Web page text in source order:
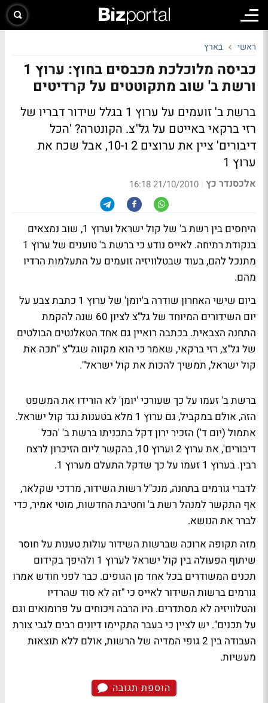
ראשי בארץ
כביסה מלוכלכת מכבסים בחוץ: ערוץ 1
ורשת ב' שוב מתקוטטים על קרדיטים
ברשת ב' זועמים על ערוץ 1 בגלל שידור דבריו של
רזי ברקאי באייטם על גל"צ. הקונטרה? 'הכל
דיבורים' ציין את ערוצים 2 ו-10, אבל שכח את
ערוץ 1
אלכסנדר כץ |
21/10/2010 16:18
היחסים בין רשת ב' של קול ישראל וערוץ 1, שוב נמצאים
בנקודת רתיחה. לאייס נודע כי ברשת ב' טוענים של ערוץ 1
מתנכל להם, בעוד שבטלוויזיה זועמים על התעלמות הרדיו
מהם.
ביום שישי האחרון שודרה ב'יומן' של ערוץ 1 כתבת צבע על
יום השידורים המיוחד של גל"צ לציון 60 שנה להקמת
התחנה הצבאית. בכתבה רואיין גם אחד הטאלנטים הבולטים
של גל"צ, רזי ברקאי, שאמר כי הוא מקווה שגל"צ "תכה את
קול ישראל, תמשיך להכות את קול ישראל".
ברשת ב' זעמו על כך שעורכי 'יומן' לא הורידו את המשפט
הזה, אולם במקביל, גם ערוץ 1 מלא בטענות נגד קול ישראל.
אתמול (יום ד') הזכיר ירון דקל בתכניתו ברשת ב' 'הכל
דיבורים', את ערוץ 2 וערוץ 10, בהקשר ליום הזיכרון לרצח
רבין. בערוץ 1 זעמו על כך שדקל התעלם מערוץ 1.
לדברי גורמים בתחנה, מנכ"ל רשות השידור, מרדכי שקלאר,
אף התקשר למנהל רשת ב' וחטיבת החדשות, מוטי אמיר, כדי
לברר את הנושא.
מזה תקופה ארוכה שברשות השידור עולות טענות על חוסר
שיתוף הפעולה בין קול ישראל לערוץ 1
ולהיפך בקידום
תכנים המשודרים בכל אחד מן הגופים. כבר לפני חודש אמרו
גורמים ברשות השידור לאייס כי "זה לא סוד שהרדיו
והטלוויזיה לא מסתדרים. היו הרבה ויכוחים על פרומואים וגם
על תכנים". יש לציין כי בעבר התקיימו דיונים רבים לגבי צורת
העבודה בין 2 גופי המדיה של הרשות, אולם ללא תוצאות
מעשיות.
הוספת תגובה